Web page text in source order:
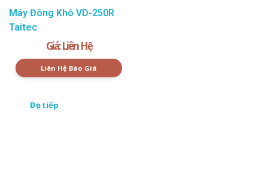
Máy Đông Khô VD-250R
Taitec
Giá: Liên Hệ
Liên Hệ Báo Giá
Đọc tiếp